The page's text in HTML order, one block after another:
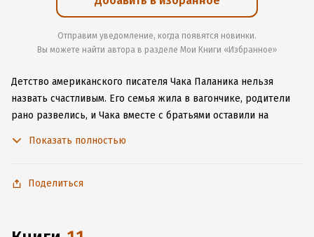
Отправим уведомление, когда появятся новинки.
Вы можете найти автора в разделе Мои Книги «Избранное»
Детство американского писателя Чака Паланика нельзя
назвать счастливым. Его семья жила в вагончике, родители
рано развелись, и Чака вместе с братьями оставили на
увидел, в дальнейшем отразилось на его творчестве.
«Невидимки», издатели сочли резкой и отталкивающей. Но
Показать полностью
Поделиться